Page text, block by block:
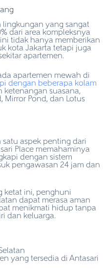
lingkungan yang sangat
dari area kompleksnya
tidak hanya memberikan
kota Jakarta tetapi juga
apartemen.
apartemen mewah di
dengan beberapa kolam
suasana,
Mirror Pond, dan Lotus
satu aspek penting dari
Place memahaminya
dengan sistem
pengawasan 24 jam dan
ketat ini, penghuni
dapat merasa aman
menikmati hidup tanpa
dan keluarga.
yang tersedia di Antasari